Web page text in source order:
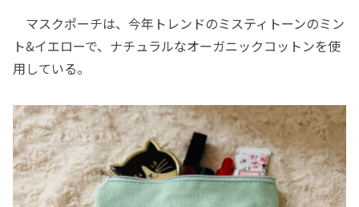
マスクポーチは、今年トレンドのミスティトーンのミン
ト&イエローで、ナチュラルなオーガニックコットンを使
用している。